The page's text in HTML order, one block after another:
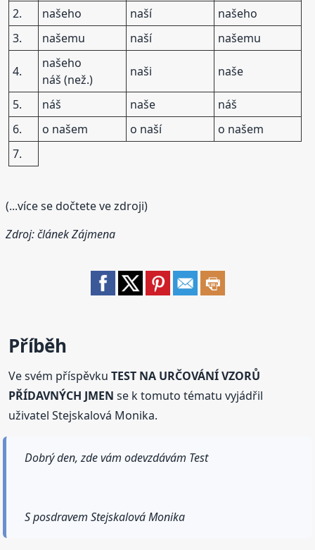
2.
našeho naší
našeho
3.
našemu naší našemu
4.
našeho
náš (než.)
naši naše
5. náš naše
náš
6.
o našem o naší
o našem
7.
(...více se dočtete ve zdroji)
Zdroj: článekZájmena
Příběh
Ve svém příspěvkuTEST NA URČOVÁNÍ VZORŮ
PŘÍDAVNÝCH JMEN se k tomuto tématu vyjádřil
uživatel Stejskalová Monika.
Dobrý den, zde vám odevzdávám Test
S posdravem Stejskalová Monika